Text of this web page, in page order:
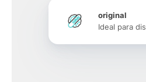
original
Ideal para